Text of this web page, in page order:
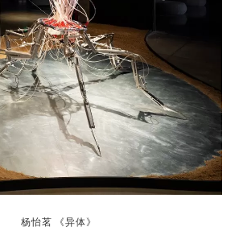
杨怡茗 《异体》